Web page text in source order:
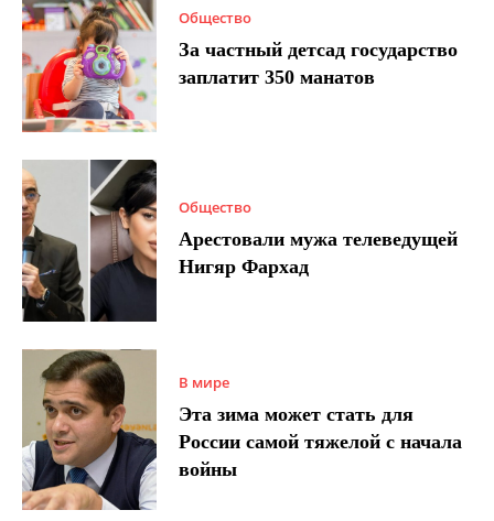
Общество
За частный детсад государство
заплатит 350 манатов
Общество
Арестовали мужа телеведущей
Нигяр Фархад
В мире
Эта зима может стать для
России самой тяжелой с начала
войны